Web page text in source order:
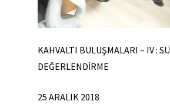
KAHVALTI BULUŞMALARI – IV :
DEĞERLENDİRME
25 ARALIK 2018